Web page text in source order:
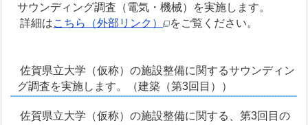
サウンディング調査（電気・機械）を実施します。
詳細はこちら（外部リンク） をご覧ください。
佐賀県立大学（仮称）の施設整備に関するサウンディン
グ調査を実施します。（建築（第3回目））
佐賀県立大学（仮称）の施設整備に関する、第3回目の